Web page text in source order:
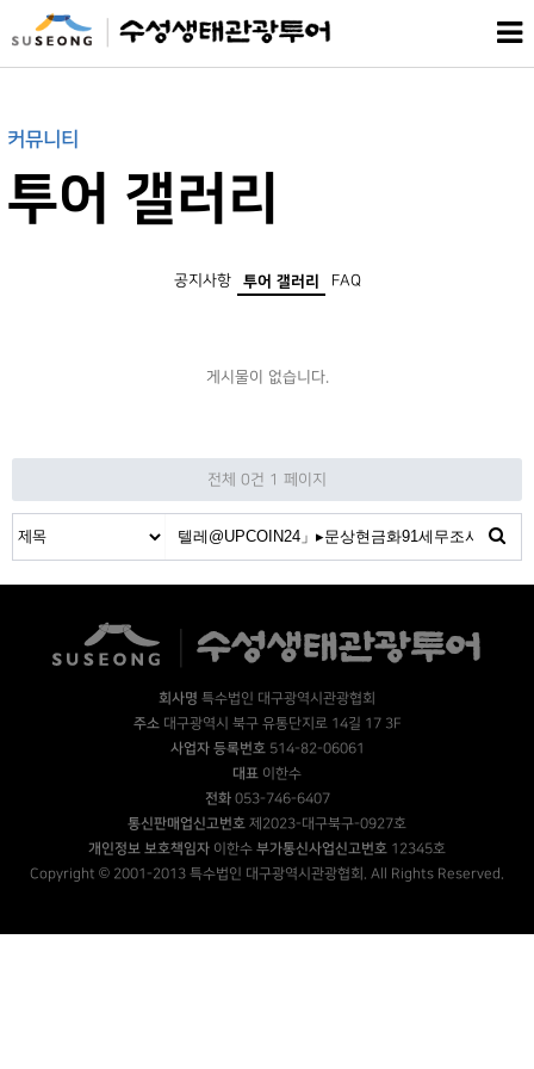
커뮤니티
투어 갤러리
공지사항 투어 갤러리 FAQ
게시물이 없습니다.
전체 0건 1 페이지
회사명 특수법인 대구광역시관광협회
주소대구광역시 북구 유통단지로 14길 17 3F
사업자 등록번호514-82-06061
대표 이한수
전화053-746-6407
통신판매업신고번호 제2023-대구북구-0927호
개인정보 보호책임자 이한수 부가통신사업신고번호 12345호
Copyright © 2001-2013 특수법인 대구광역시관광협회. All Rights Reserved.